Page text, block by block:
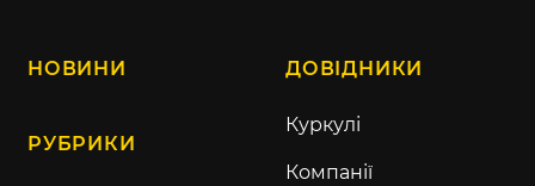
НОВИНИ
РУБРИКИ
ДОВІДНИКИ
Куркулі
Компанії